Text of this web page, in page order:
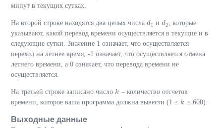
минут в текущих сутках.
На второй строке находятся два целых числа d1
d1 иd2
d2, которые
указывают, какой перевод времени осуществляется в текущие и в
следующие сутки. Значение 1 означает, что осуществляется
переход на летнее время, -1 означает, что осуществляется отмена
летнего времени, а 0 означает, что перевода времени не
осуществляется.
На третьей строке записано число k
k – количество отсчетов
времени, которое ваша программа должна вывести (1 ≤ k
k ≤ 600).
Выходные данные